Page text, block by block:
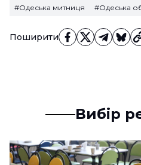
Поширити
#Одеська митниця
#Одеська
Вибір